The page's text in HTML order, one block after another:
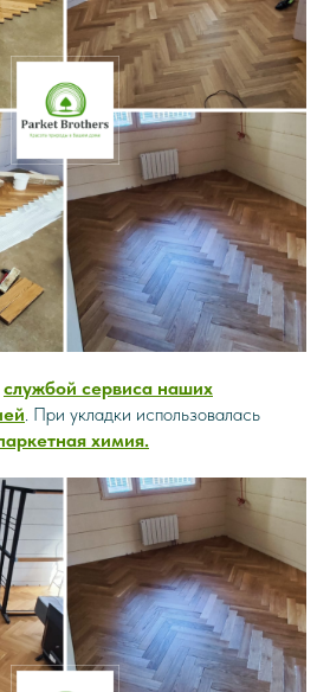
службой сервиса наших
. При укладки использовалась
химия.